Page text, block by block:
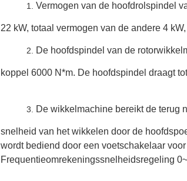
Vermogen van de hoofdrolspindel
22 kW, totaal vermogen van de andere 4
De hoofdspindel van de
koppel 6000 N*m. De hoofdspindel draagt
De wikkelmachine bereikt de terug
snelheid van het wikkelen door de
wordt bediend door een voetschakelaar
Frequentieomrekeningssnelheidsregeling